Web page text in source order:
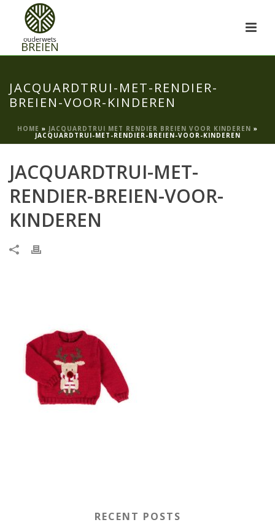
JACQUARDTRUI-MET-RENDIER-
BREIEN-VOOR-KINDEREN
HOME » JACQUARDTRUI MET RENDIER BREIEN VOOR KINDEREN »
JACQUARDTRUI-MET-RENDIER-BREIEN-VOOR-KINDEREN
JACQUARDTRUI-MET-
RENDIER-BREIEN-VOOR-
KINDEREN
RECENT POSTS